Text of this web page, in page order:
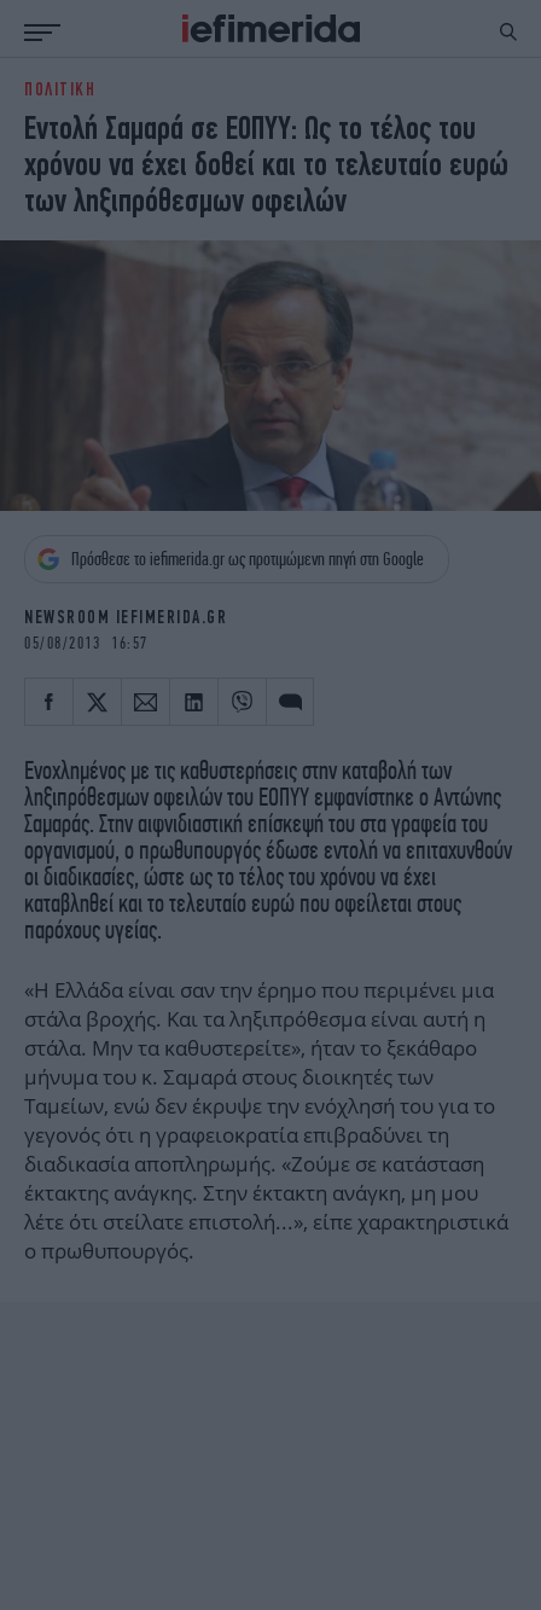
ΕΙΔΗΣΕΙΣ
NON PAPER
ΕΛΛΑΔΑ
ΟΙΚΟΝΟΜΙΑ
ΚΟΣΜΟΣ
ΠΟΛΙΤΙΣΜΟΣ
ΠΑΝΕΛΛΗΝΙΕΣ
ΖΩΗ
ENGLISH EDITION
STORIES
TRAVEL
ΥΓΕΙΑ
ΟΛΥΜΠΙΑΚΟΙ ΑΓΩΝΕΣ
GREEN
iAUTOKINITO
iBOOKS
ΖΩΔΙΑ
MEDIA
NEWSLETTER
ΠΟΛΙΤΙΚΗ
Εντολή Σαμαρά σε ΕΟΠΥΥ: Ως το τέλος του
χρόνου να έχει δοθεί και το τελευταίο ευρώ
των ληξιπρόθεσμων οφειλών
Πρόσθεσε το iefimerida.gr ως προτιμώμενη πηγή στη Google
NEWSROOM IEFIMERIDA.GR
05/08/2013 16:57
Ενοχλημένος με τις καθυστερήσεις στην καταβολή των
ληξιπρόθεσμων οφειλών του ΕΟΠΥΥ εμφανίστηκε ο Αντώνης
Σαμαράς. Στην αιφνιδιαστική επίσκεψή του στα γραφεία του
οργανισμού, ο πρωθυπουργός έδωσε εντολή να επιταχυνθούν
οι διαδικασίες, ώστε ως το τέλος του χρόνου να έχει
καταβληθεί και το τελευταίο ευρώ που οφείλεται στους
παρόχους υγείας.
«Η Ελλάδα είναι σαν την έρημο που περιμένει μια
στάλα βροχής. Και τα ληξιπρόθεσμα είναι αυτή η
στάλα. Μην τα καθυστερείτε», ήταν το ξεκάθαρο
μήνυμα του κ. Σαμαρά στους διοικητές των
Ταμείων, ενώ δεν έκρυψε την ενόχλησή του για το
γεγονός ότι η γραφειοκρατία επιβραδύνει τη
διαδικασία αποπληρωμής. «Ζούμε σε κατάσταση
έκτακτης ανάγκης. Στην έκτακτη ανάγκη, μη μου
λέτε ότι στείλατε επιστολή...», είπε χαρακτηριστικά
ο πρωθυπουργός.